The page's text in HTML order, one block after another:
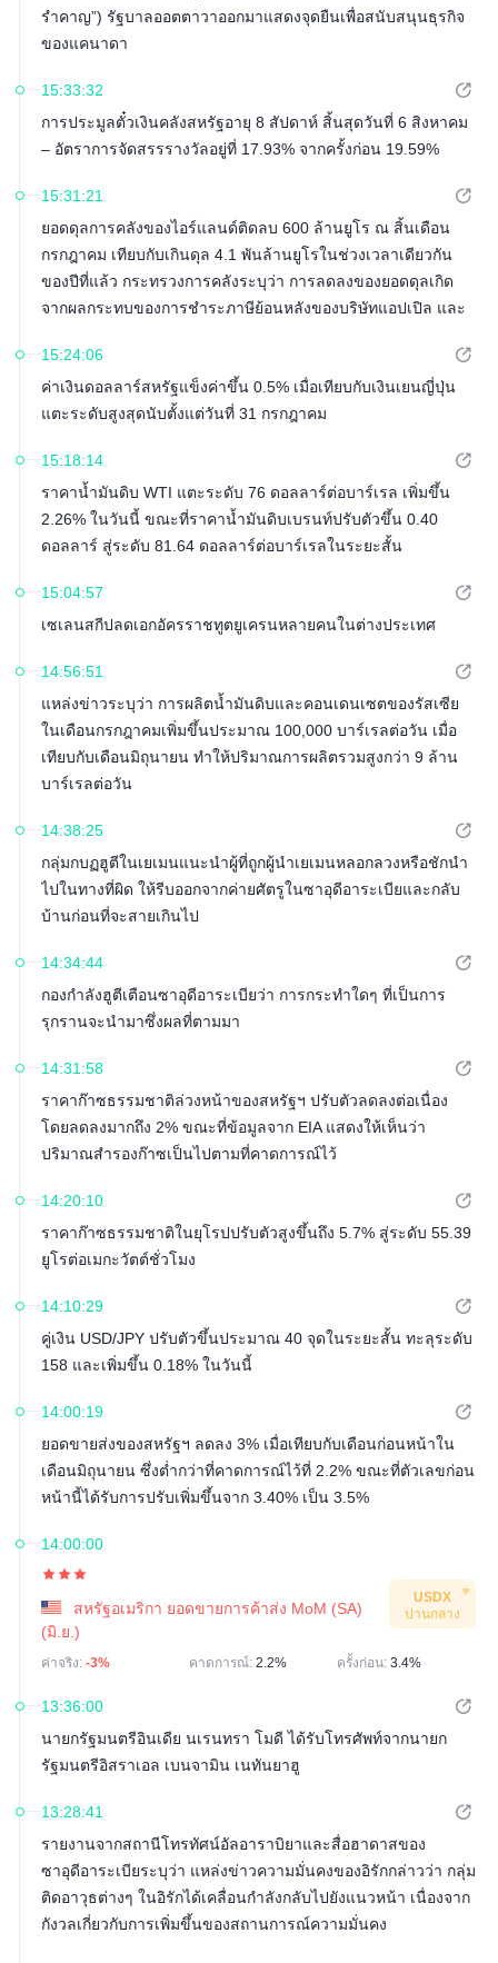
รำคาญ”) รัฐบาลออตตาวาออกมาแสดงจุดยืนเพื่อสนับสนุนธุรกิจ
ของแคนาดา
15:33:32
การประมูลตั๋วเงินคลังสหรัฐอายุ 8 สัปดาห์ สิ้นสุดวันที่ 6 สิงหาคม
– อัตราการจัดสรรรางวัลอยู่ที่ 17.93% จากครั้งก่อน 19.59%
15:31:21
ยอดดุลการคลังของไอร์แลนด์ติดลบ 600 ล้านยูโร ณ สิ้นเดือน
กรกฎาคม เทียบกับเกินดุล 4.1 พันล้านยูโรในช่วงเวลาเดียวกัน
ของปีที่แล้ว กระทรวงการคลังระบุว่า การลดลงของยอดดุลเกิด
จากผลกระทบของการชำระภาษีย้อนหลังของบริษัทแอปเปิล และ
15:24:06
ค่าเงินดอลลาร์สหรัฐแข็งค่าขึ้น 0.5% เมื่อเทียบกับเงินเยนญี่ปุ่น
แตะระดับสูงสุดนับตั้งแต่วันที่ 31 กรกฎาคม
15:18:14
ราคาน้ำมันดิบ WTI แตะระดับ 76 ดอลลาร์ต่อบาร์เรล เพิ่มขึ้น
2.26% ในวันนี้ ขณะที่ราคาน้ำมันดิบเบรนท์ปรับตัวขึ้น 0.40
ดอลลาร์ สู่ระดับ 81.64 ดอลลาร์ต่อบาร์เรลในระยะสั้น
15:04:57
เซเลนสกีปลดเอกอัครราชทูตยูเครนหลายคนในต่างประเทศ
14:56:51
แหล่งข่าวระบุว่า การผลิตน้ำมันดิบและคอนเดนเซตของรัสเซีย
ในเดือนกรกฎาคมเพิ่มขึ้นประมาณ 100,000 บาร์เรลต่อวัน เมื่อ
เทียบกับเดือนมิถุนายน ทำให้ปริมาณการผลิตรวมสูงกว่า 9 ล้าน
บาร์เรลต่อวัน
14:38:25
กลุ่มกบฏฮูตีในเยเมนแนะนำผู้ที่ถูกผู้นำเยเมนหลอกลวงหรือชักนำ
ไปในทางที่ผิด ให้รีบออกจากค่ายศัตรูในซาอุดีอาระเบียและกลับ
บ้านก่อนที่จะสายเกินไป
14:34:44
กองกำลังฮูตีเตือนซาอุดีอาระเบียว่า การกระทำใดๆ ที่เป็นการ
รุกรานจะนำมาซึ่งผลที่ตามมา
14:31:58
ราคาก๊าซธรรมชาติล่วงหน้าของสหรัฐฯ ปรับตัวลดลงต่อเนื่อง
โดยลดลงมากถึง 2% ขณะที่ข้อมูลจาก EIA แสดงให้เห็นว่า
ปริมาณสำรองก๊าซเป็นไปตามที่คาดการณ์ไว้
14:20:10
ราคาก๊าซธรรมชาติในยุโรปปรับตัวสูงขึ้นถึง 5.7% สู่ระดับ 55.39
ยูโรต่อเมกะวัตต์ชั่วโมง
14:10:29
คู่เงิน USD/JPY ปรับตัวขึ้นประมาณ 40 จุดในระยะสั้น ทะลุระดับ
158 และเพิ่มขึ้น 0.18% ในวันนี้
14:00:19
ยอดขายส่งของสหรัฐฯ ลดลง 3% เมื่อเทียบกับเดือนก่อนหน้าใน
เดือนมิถุนายน ซึ่งต่ำกว่าที่คาดการณ์ไว้ที่ 2.2% ขณะที่ตัวเลขก่อน
หน้านี้ได้รับการปรับเพิ่มขึ้นจาก 3.40% เป็น 3.5%
14:00:00
สหรัฐอเมริกา ยอดขายการค้าส่ง MoM (SA)
(มิ.ย.)
USDX
ปานกลาง
ค่าจริง: -3% คาดการณ์: 2.2% ครั้งก่อน: 3.4%
13:36:00
นายกรัฐมนตรีอินเดีย นเรนทรา โมดี ได้รับโทรศัพท์จากนายก
รัฐมนตรีอิสราเอล เบนจามิน เนทันยาฮู
13:28:41
รายงานจากสถานีโทรทัศน์อัลอาราบิยาและสื่อฮาดาสของ
ซาอุดีอาระเบียระบุว่า แหล่งข่าวความมั่นคงของอิรักกล่าวว่า กลุ่ม
ติดอาวุธต่างๆ ในอิรักได้เคลื่อนกำลังกลับไปยังแนวหน้า เนื่องจาก
กังวลเกี่ยวกับการเพิ่มขึ้นของสถานการณ์ความมั่นคง